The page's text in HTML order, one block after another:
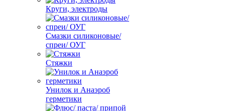
Круги, электроды
Смазки силиконовые/
спреи/ ОУГ
Стяжки
Унилок и Анаэроб
герметики